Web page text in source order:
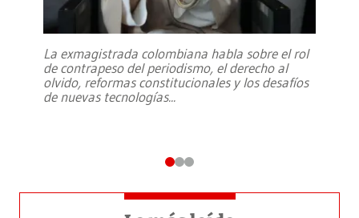
La exmagistrada colombiana habla sobre el rol
de contrapeso del periodismo, el derecho al
olvido, reformas constitucionales y los desafíos
de nuevas tecnologías...